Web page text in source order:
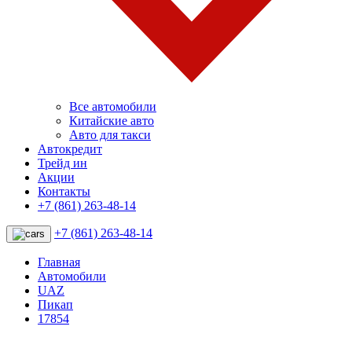
Все автомобили
Китайские авто
Авто для такси
Автокредит
Трейд ин
Акции
Контакты
+7 (861) 263-48-14
+7 (861) 263-48-14
Главная
Автомобили
UAZ
Пикап
17854